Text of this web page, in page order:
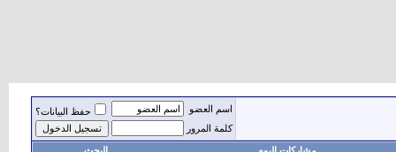
اسم العضو
حفظ البيانات؟
كلمة المرور